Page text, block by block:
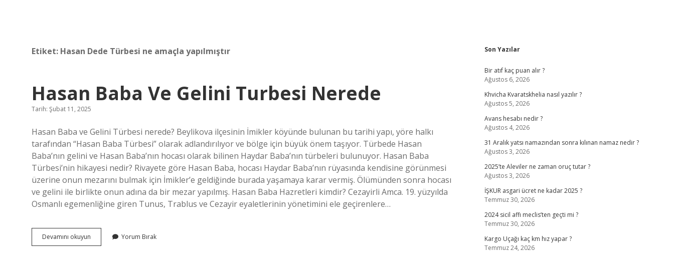
Etiket: Hasan Dede Türbesi ne amaçla yapılmıştır
Hasan Baba Ve Gelini Turbesi Nerede
Tarih: Şubat 11, 2025
Hasan Baba ve Gelini Türbesi nerede? Beylikova ilçesinin İmikler köyünde bulunan bu tarihi yapı, yöre halkı
tarafından “Hasan Baba Türbesi” olarak adlandırılıyor ve bölge için büyük önem taşıyor. Türbede Hasan
Baba’nın gelini ve Hasan Baba’nın hocası olarak bilinen Haydar Baba’nın türbeleri bulunuyor. Hasan Baba
Türbesi’nin hikayesi nedir? Rivayete göre Hasan Baba, hocası Haydar Baba’nın rüyasında kendisine görünmesi
üzerine onun mezarını bulmak için İmikler’e geldiğinde burada yaşamaya karar vermiş. Ölümünden sonra hocası
ve gelini ile birlikte onun adına da bir mezar yapılmış. Hasan Baba Hazretleri kimdir? Cezayirli Amca. 19. yüzyılda
Osmanlı egemenliğine giren Tunus, Trablus ve Cezayir eyaletlerinin yönetimini ele geçirenlere…
Devamını okuyun
Baba
Yorum Bırak
Sidebar
Son Yazılar
Bir atıf kaç puan alır ?
Ağustos 6, 2026
Khvicha Kvaratskhelia nasıl yazılır ?
Ağustos 5, 2026
Avans hesabı nedir ?
Ağustos 4, 2026
31 Aralık yatsı namazından sonra kılınan namaz nedir ?
Ağustos 3, 2026
2025’te Aleviler ne zaman oruç tutar ?
Ağustos 3, 2026
İŞKUR asgari ücret ne kadar 2025 ?
Temmuz 30, 2026
2024 sicil affı meclis’ten geçti mi ?
Temmuz 30, 2026
Kargo Uçağı kaç km hız yapar ?
Temmuz 24, 2026